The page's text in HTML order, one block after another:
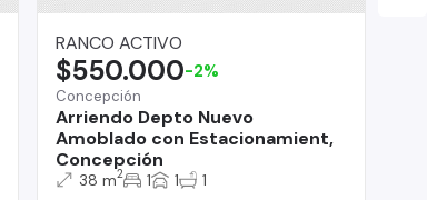
RANCO ACTIVO
Concepción
Arriendo Depto Nuevo
Amoblado con Estacionamient,
Concepción
$550.000-2%
38 m2 1 1 1